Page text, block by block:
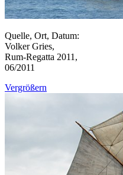
Quelle, Ort, Datum:
Volker Gries,
Rum-Regatta 2011,
06/2011
Vergrößern